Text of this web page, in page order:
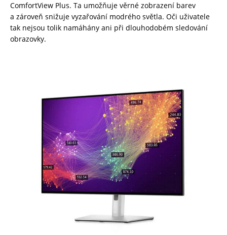
ComfortView Plus. Ta umožňuje věrné zobrazení barev
a zároveň snižuje vyzařování modrého světla. Oči uživatele
tak nejsou tolik namáhány ani při dlouhodobém sledování
obrazovky.